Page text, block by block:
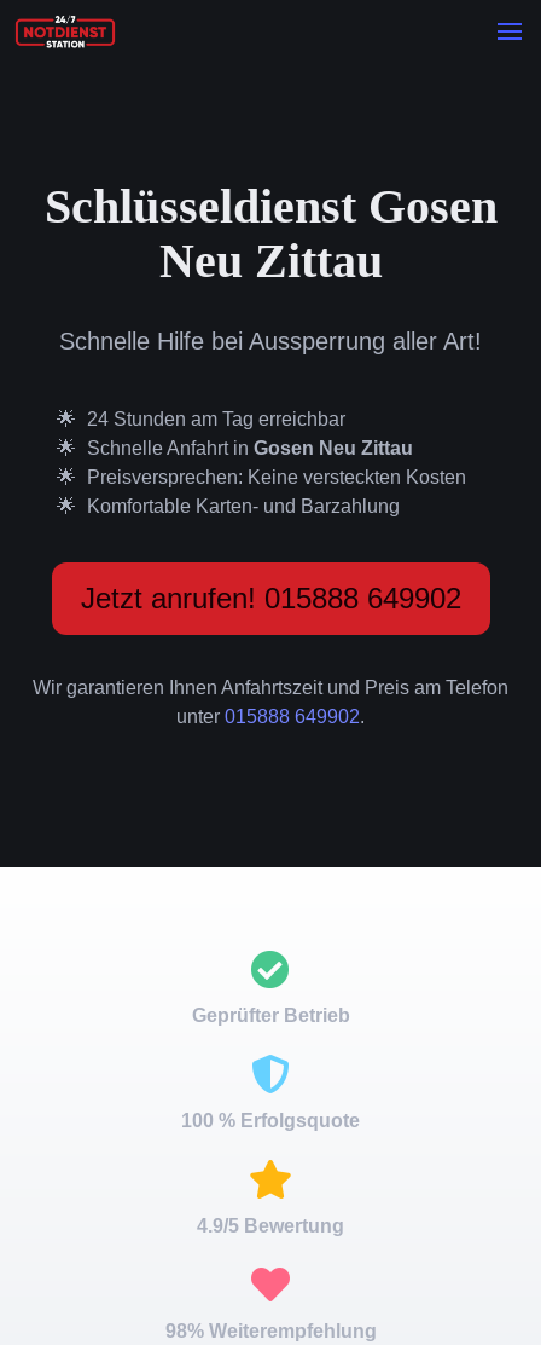
Schlüsseldienst Gosen
Neu Zittau
Schnelle Hilfe bei Aussperrung aller Art!
24 Stunden am Tag erreichbar
Schnelle Anfahrt in Gosen Neu Zittau
Preisversprechen: Keine versteckten Kosten
Komfortable Karten- und Barzahlung
Jetzt anrufen! 015888 649902
Wir garantieren Ihnen Anfahrtszeit und Preis am Telefon
unter 015888 649902.
Geprüfter Betrieb
100 % Erfolgsquote
4.9/5 Bewertung
98% Weiterempfehlung